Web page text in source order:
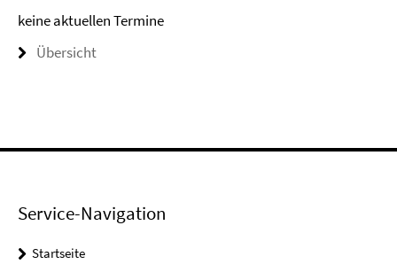
keine aktuellen Termine
Übersicht
Service-Navigation
Startseite